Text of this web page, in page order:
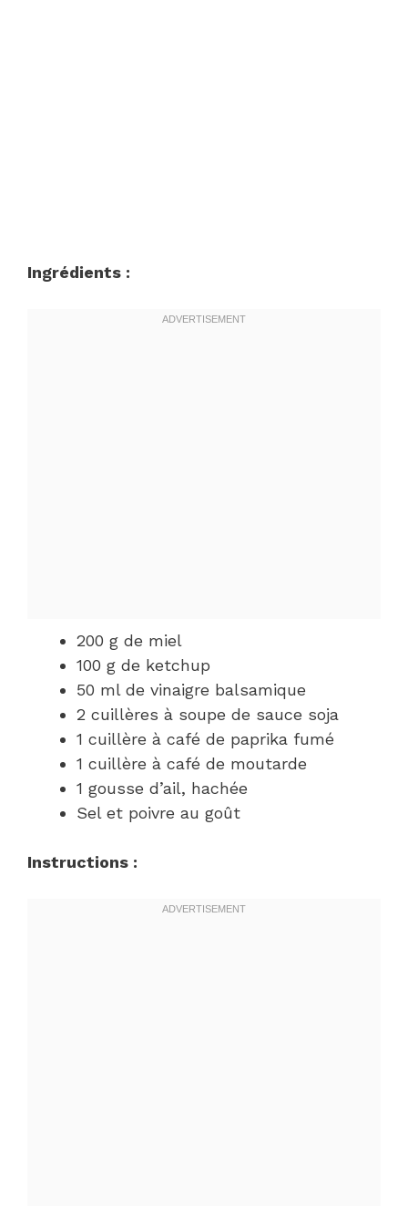
Ingrédients :
200 g de miel
100 g de ketchup
50 ml de vinaigre balsamique
2 cuillères à soupe de sauce soja
1 cuillère à café de paprika fumé
1 cuillère à café de moutarde
1 gousse d’ail, hachée
Sel et poivre au goût
Instructions :